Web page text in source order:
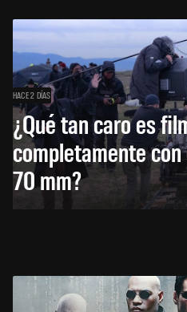
HACE 2 DÍAS
¿Qué tan caro es
completamente
70 mm?